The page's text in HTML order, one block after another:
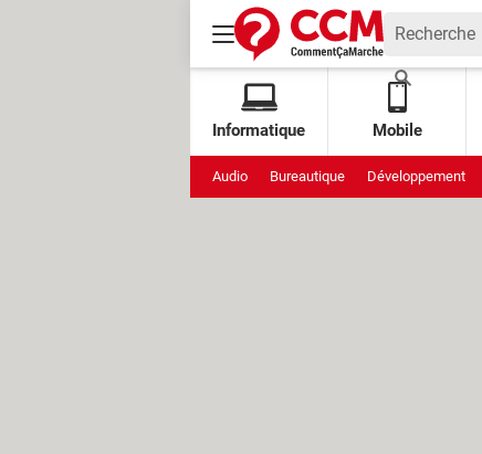
Informatique Mobile
Audio Bureautique Développement